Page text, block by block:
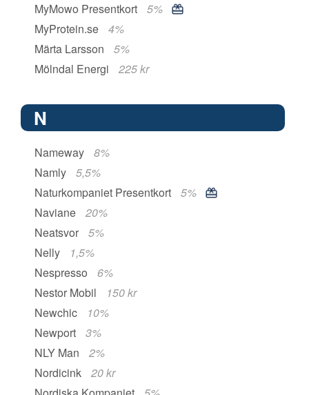
MyMowo Presentkort
5%
MyProtein.se
4%
Märta Larsson
5%
Mölndal Energi
225 kr
N
Nameway
8%
Namly
5,5%
Naturkompaniet Presentkort
5%
Naviane
20%
Neatsvor
5%
Nelly
1,5%
Nespresso
6%
Nestor Mobil
150 kr
Newchic
10%
Newport
3%
NLY Man
2%
Nordicink
20 kr